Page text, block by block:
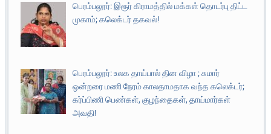
பெரம்பலூர்: இரூர் கிராமத்தில் மக்கள் தொடர்பு திட்ட
முகாம்; கலெக்டர் தகவல்!
பெரம்பலூர்: உலக தாய்பால் தின விழா ; சுமார்
ஒன்றரை மணி நேரம் காலதாமதாக வந்த கலெக்டர்;
கர்ப்பிணி பெண்கள், குழந்தைகள், தாய்மார்கள்
அவதி!